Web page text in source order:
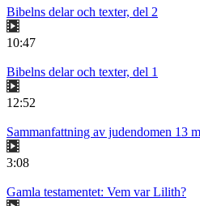
Bibelns delar och texter, del 2
10:47
Bibelns delar och texter, del 1
12:52
Sammanfattning av judendomen 13
3:08
Gamla testamentet: Vem var Lilith?